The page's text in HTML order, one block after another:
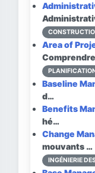
Area of
Baseline
d…
Benefits
hé…
Change
mouvants …
INGÉNIERIE